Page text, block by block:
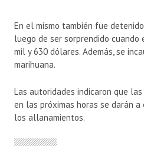
En el mismo también fue
luego de ser sorprendido cuando
mil y 630 dólares. Además, se
marihuana.
Las autoridades indicaron que
en las próximas horas se darán
los allanamientos.